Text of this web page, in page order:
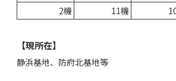
2機
11機
【現所在】
静浜基地、防府北基地等